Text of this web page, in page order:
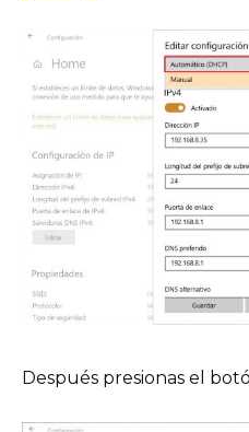
Después presionas el